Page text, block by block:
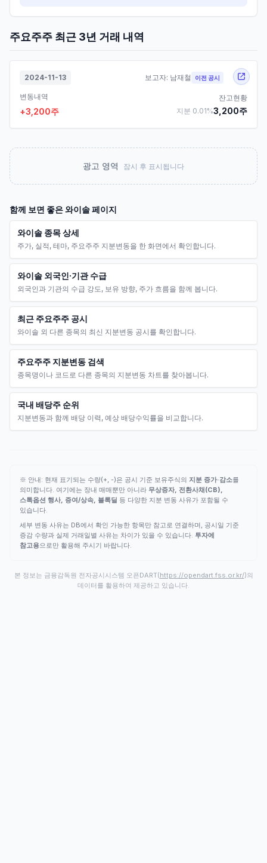
주요주주 최근 3년 거래 내역
2024-11-13 보고자: 남재철 이전 공시
변동내역
+3,200주
잔고현황
지분 0.01%3,200주
광고 영역 잠시 후 표시됩니다
함께 보면 좋은와이솔페이지
와이솔 종목 상세
주가, 실적, 테마, 주요주주 지분변동을 한 화면에서 확인합니다.
와이솔 외국인·기관 수급
외국인과 기관의 수급 강도, 보유 방향, 주가 흐름을 함께 봅니다.
최근 주요주주 공시
와이솔 외 다른 종목의 최신 지분변동 공시를 확인합니다.
주요주주 지분변동 검색
종목명이나 코드로 다른 종목의 지분변동 차트를 찾아봅니다.
국내 배당주 순위
지분변동과 함께 배당 이력, 예상 배당수익률을 비교합니다.
※ 안내: 현재 표기되는 수량(+, -)은 공시 기준 보유주식의 지분 증가·감소를
의미합니다. 여기에는 장내 매매뿐만 아니라 무상증자, 전환사채(CB),
스톡옵션 행사, 증여/상속, 블록딜 등 다양한 지분 변동 사유가 포함될 수
있습니다.
세부 변동 사유는 DB에서 확인 가능한 항목만 참고로 연결하며, 공시일 기준
증감 수량과 실제 거래일별 사유는 차이가 있을 수 있습니다. 투자에
참고용으로만 활용해 주시기 바랍니다.
본 정보는 금융감독원 전자공시시스템 오픈DART(https://opendart.fss.or.kr/)의
데이터를 활용하여 제공하고 있습니다.